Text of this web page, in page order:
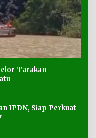
Tarakan
IPDN, Siap Perkuat